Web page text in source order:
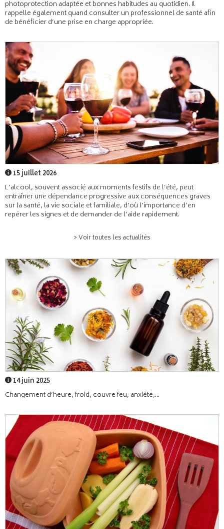
photoprotection adaptée et bonnes habitudes au quotidien. Il
rappelle également quand consulter un professionnel de santé afin
de bénéficier d’une prise en charge appropriée.
15 juillet 2026
L’alcool, souvent associé aux moments festifs de l’été, peut
entraîner une dépendance progressive aux conséquences graves
sur la santé, la vie sociale et familiale, d’où l’importance d’en
repérer les signes et de demander de l’aide rapidement.
> Voir toutes les actualités
14 juin 2025
Changement d’heure, froid, couvre feu, anxiété,...